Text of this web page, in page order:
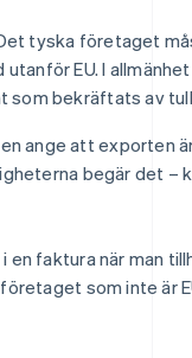
tyska företaget
EU. I
bekräftats av
ange att exporten
begär det –
en faktura när man
som inte är